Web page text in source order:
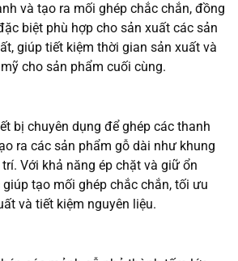
và tạo ra mối ghép chắc chắn, đồng
biệt phù hợp cho sản xuất các sản
giúp tiết kiệm thời gian sản xuất và
cho sản phẩm cuối cùng.
bị chuyên dụng để ghép các thanh
ra các sản phẩm gỗ dài như khung
Với khả năng ép chặt và giữ ổn
tạo mối ghép chắc chắn, tối ưu
và tiết kiệm nguyên liệu.